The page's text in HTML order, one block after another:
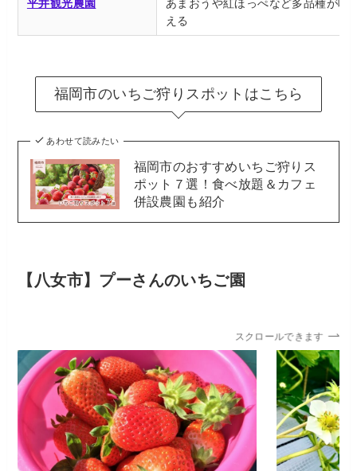
平井観光農園
あまおうや紅ほっぺなど多品種が味
える
福岡市のいちご狩りスポットはこちら
あわせて読みたい
福岡市のおすすめいちご狩りス
ポット７選！食べ放題＆カフェ
併設農園も紹介
【八女市】プーさんのいちご園
スクロールできます